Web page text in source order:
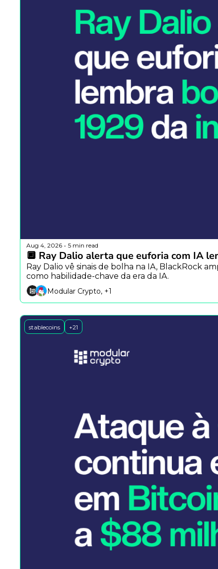
Aug 4, 2026 • 5 min read
🔲 Ray Dalio alerta que euforia com IA
Ray Dalio vê sinais de bolha na IA, BlackRock
como habilidade-chave da era da IA.
Modular Crypto, +1
stablecoins +21